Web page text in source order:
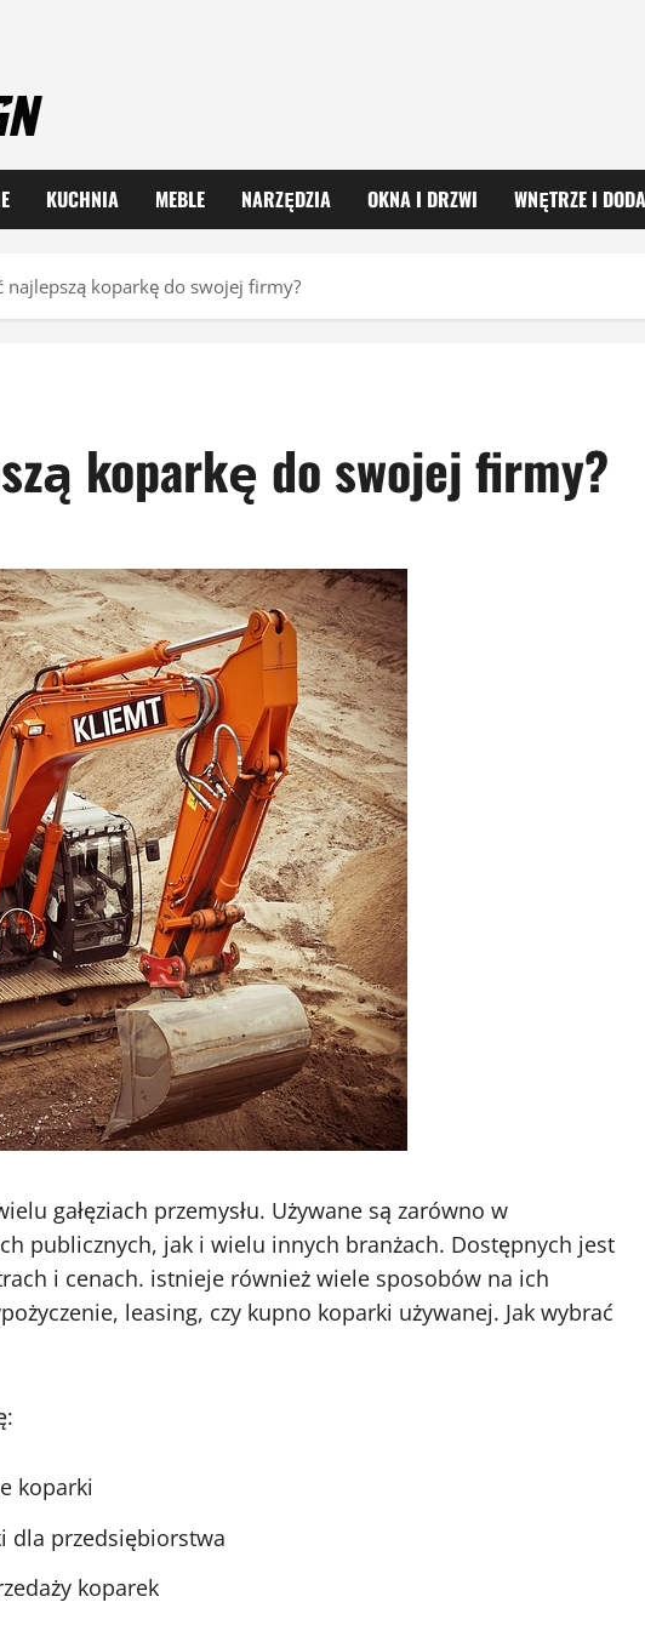
KUCHNIA MEBLE NARZĘDZIA OKNA I DRZWI WNĘTRZE I
najlepszą koparkę do swojej firmy?
koparkę do swojej firmy?
gałęziach przemysłu. Używane są zarówno w
publicznych, jak i wielu innych branżach. Dostępnych jest
i cenach. istnieje również wiele sposobów na ich
leasing, czy kupno koparki używanej. Jak wybrać
koparki
dla przedsiębiorstwa
koparek